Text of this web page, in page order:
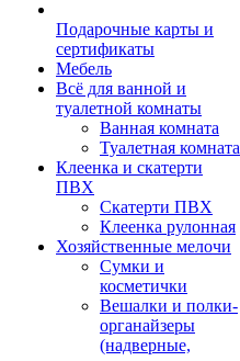
Подарочные карты и
сертификаты
Мебель
Всё для ванной и
туалетной комнаты
Ванная комната
Туалетная комната
Клеенка и скатерти
ПВХ
Скатерти ПВХ
Клеенка рулонная
Хозяйственные мелочи
Сумки и
косметички
Вешалки и полки-
органайзеры
(надверные,